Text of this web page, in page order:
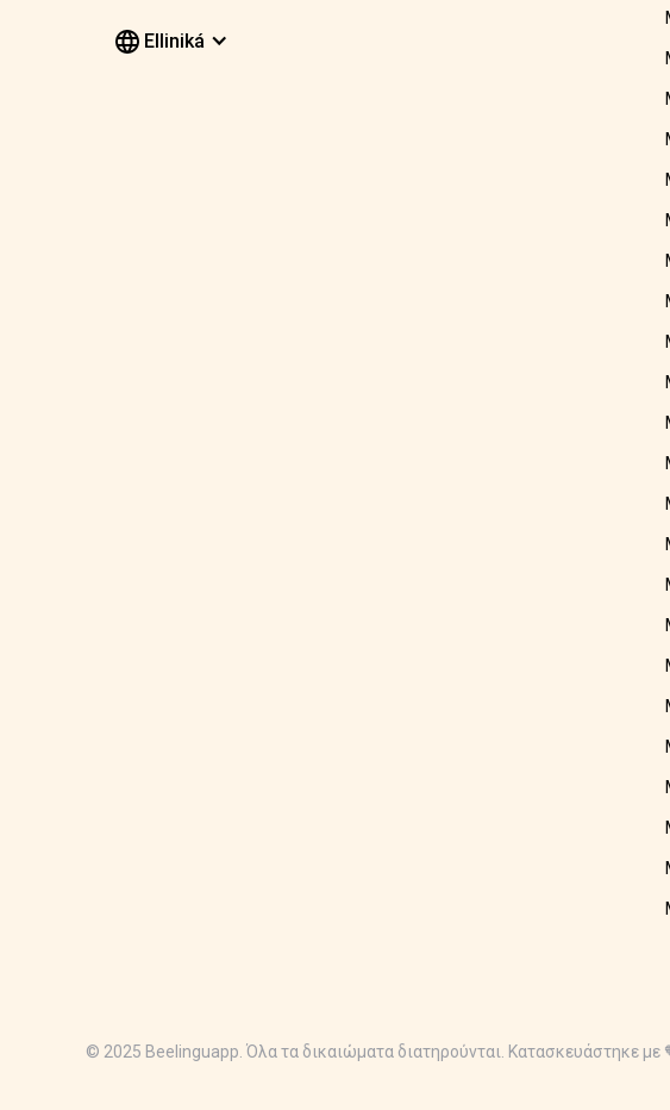
Elliniká
© 2025 Beelinguapp. Όλα τα δικαιώματα διατηρούνται. Κατασκευάστηκε με